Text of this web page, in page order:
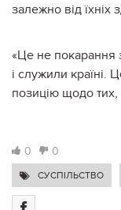
залежно від їхніх
«Це не покарання
і служили країні.
позицію щодо тих,
0 0
СУСПІЛЬСТВО